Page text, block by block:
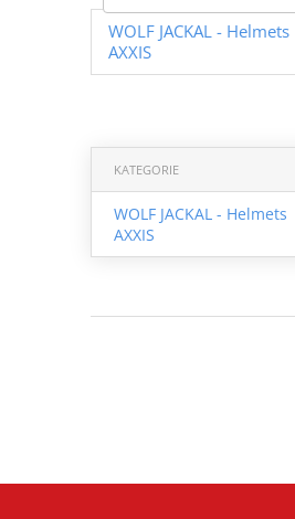
WOLF JACKAL - Helmets
AXXIS
KATEGORIE
WOLF JACKAL - Helmets
AXXIS